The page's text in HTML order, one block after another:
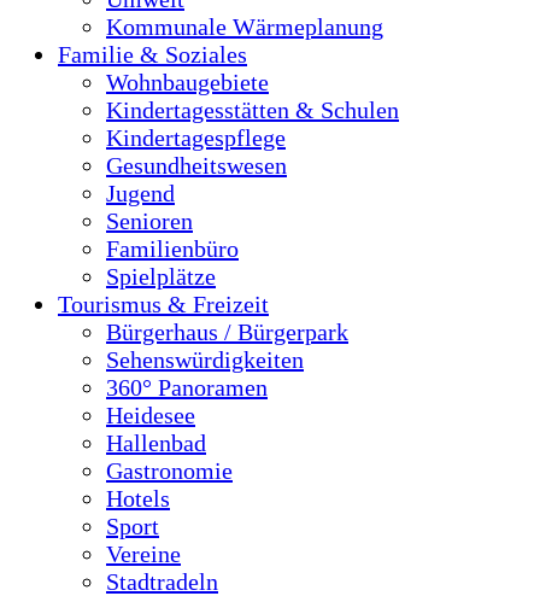
Kommunale Wärmeplanung
Familie & Soziales
Wohnbaugebiete
Kindertagesstätten & Schulen
Kindertagespflege
Gesundheitswesen
Jugend
Senioren
Familienbüro
Spielplätze
Tourismus & Freizeit
Bürgerhaus / Bürgerpark
Sehenswürdigkeiten
360° Panoramen
Heidesee
Hallenbad
Gastronomie
Hotels
Sport
Vereine
Stadtradeln